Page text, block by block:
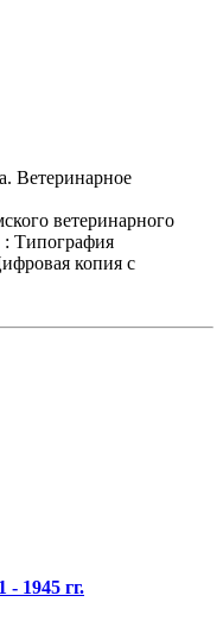
Ветеринарное
ветеринарного
: Типография
копия с
- 1945 гг.